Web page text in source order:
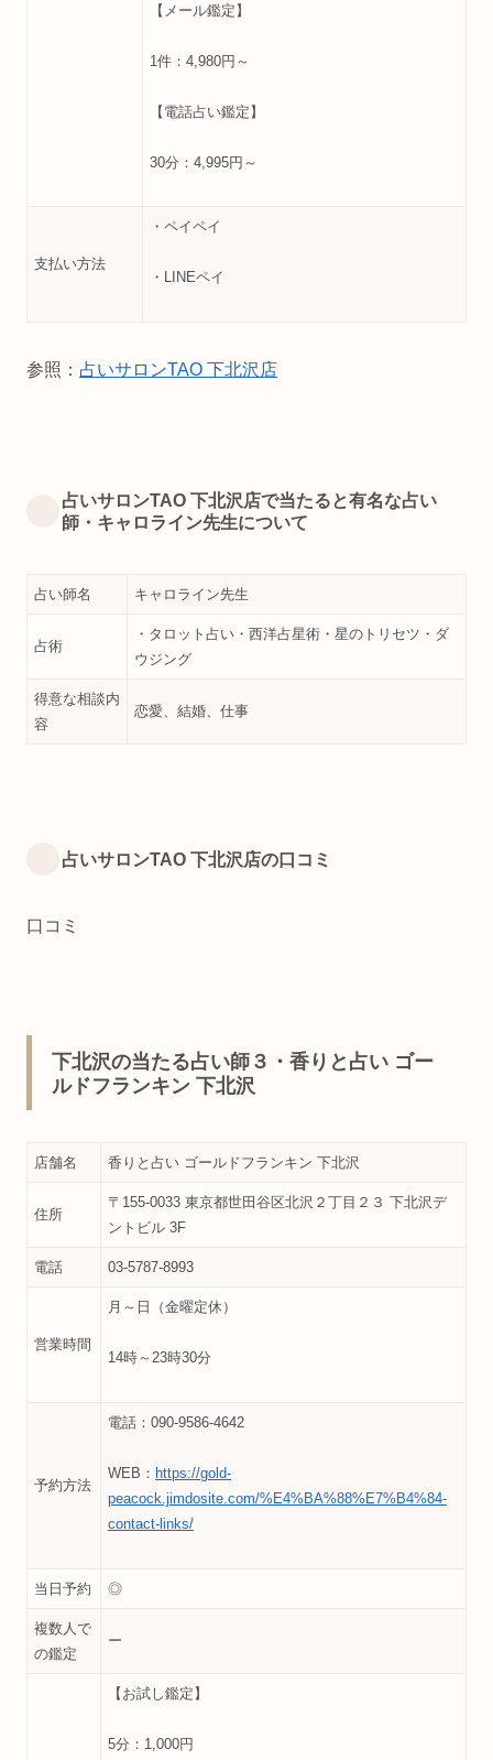
【メール鑑定】
1件：4,980円～
【電話占い鑑定】
30分：4,995円～
支払い方法
・ペイペイ
・LINEペイ
参照： 占いサロンTAO 下北沢店
占いサロンTAO 下北沢店で当たると有名な占い
師・キャロライン先生について
占い師名 キャロライン先生
占術
・タロット占い・西洋占星術・星のトリセツ・ダ
ウジング
得意な相談内
容
恋愛、結婚、仕事
占いサロンTAO 下北沢店の口コミ
口コミ
下北沢の当たる占い師３・香りと占い ゴー
ルドフランキン 下北沢
店舗名 香りと占い ゴールドフランキン 下北沢
住所
〒155-0033 東京都世田谷区北沢２丁目２３ 下北沢デ
ントビル 3F
電話 03-5787-8993
営業時間
月～日（金曜定休）
14時～23時30分
予約方法
電話：090-9586-4642
WEB： https://gold-
peacock.jimdosite.com/%E4%BA%88%E7%B4%84-
contact-links/
当日予約 ◎
複数人で
の鑑定
ー
【お試し鑑定】
5分：1,000円